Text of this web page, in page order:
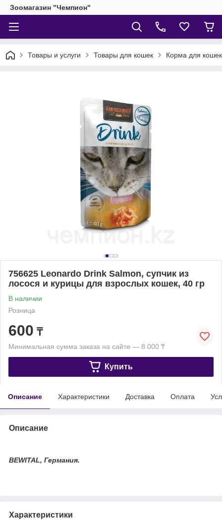
Зоомагазин "Чемпион"
Товары и услуги Товары для кошек Корма для кошек
756625 Leonardo Drink Salmon, супчик из
лосося и курицы для взрослых кошек, 40 гр
В наличии
Розница
600 ₸
Минимальная сумма заказа на сайте — 8 000 ₸
Купить
Описание Характеристики Доставка Оплата
Описание
BEWITAL, Германия.
Характеристики